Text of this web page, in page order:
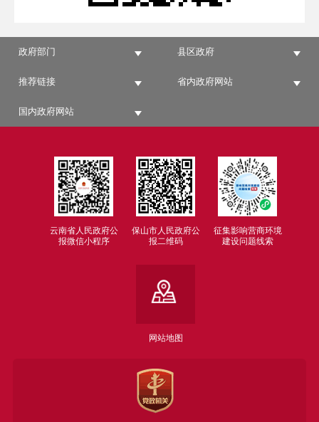
政府部门 县区政府
推荐链接 省内政府网站
国内政府网站
云南省人民政府公
报微信小程序
保山市人民政府公
报二维码
征集影响营商环境
建设问题线索
网站地图